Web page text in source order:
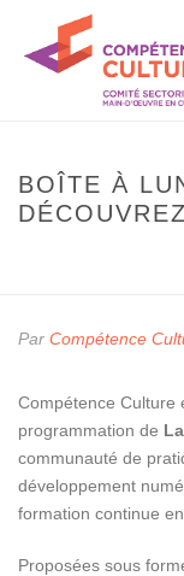
BOÎTE À
Par Compétence
Compétence Culture
programmation de
communauté de
développement
formation continue
Proposées sous